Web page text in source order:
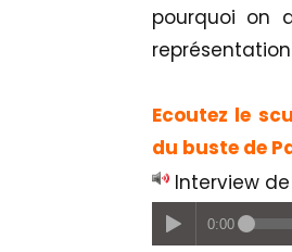
pourquoi on
Ecoutez le
du buste de
Interview de
0:00